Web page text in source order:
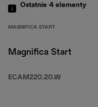
Ostatnie 4 elementy
MAGNIFICA START
Magnifica Start
ECAM220.20.W